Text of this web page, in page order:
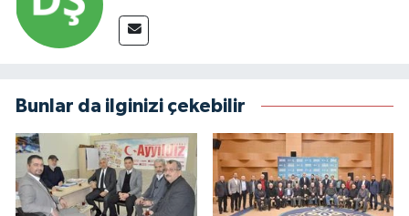
Bunlar da ilginizi çekebilir